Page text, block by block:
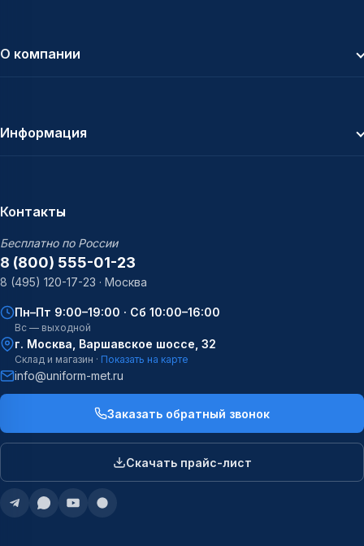
О компании
Информация
Контакты
Бесплатно по России
8 (800) 555-01-23
8 (495) 120-17-23 · Москва
Пн–Пт 9:00–19:00 · Сб 10:00–16:00
Вс — выходной
г. Москва, Варшавское шоссе, 32
Склад и магазин · Показать на карте
info@uniform-met.ru
Заказать обратный звонок
Скачать прайс-лист